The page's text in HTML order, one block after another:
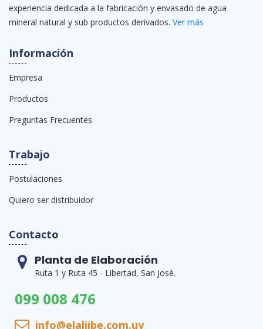
experiencia dedicada a la fabricación y envasado de agua
mineral natural y sub productos derivados. Ver más
Información
Empresa
Productos
Preguntas Frecuentes
Trabajo
Postulaciones
Quiero ser distribuidor
Contacto
Planta de Elaboración
Ruta 1 y Ruta 45 - Libertad, San José.
099 008 476
info@elaljibe.com.uy